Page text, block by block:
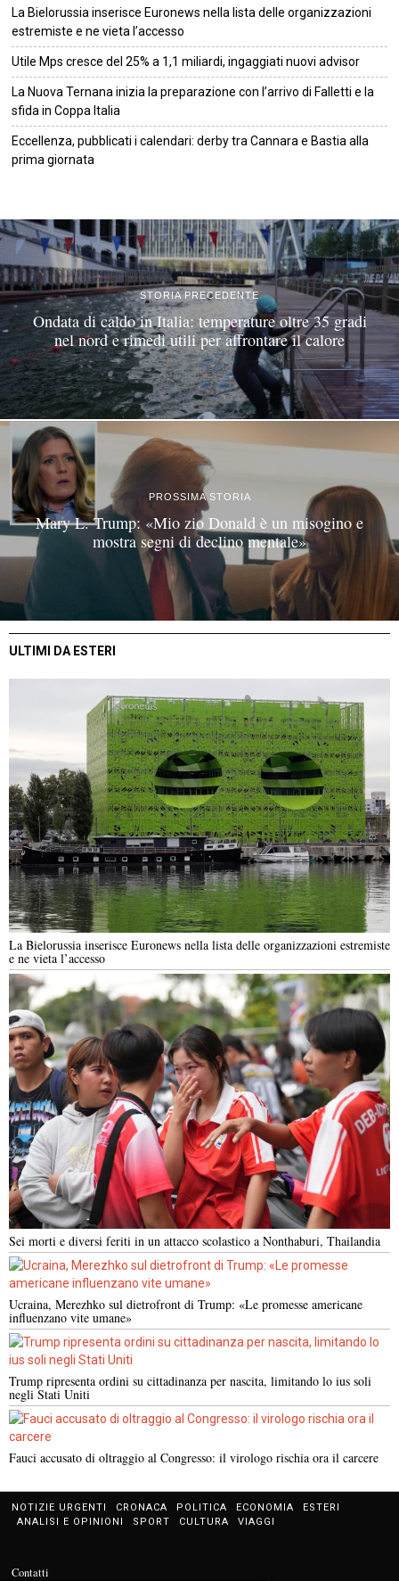
La Bielorussia inserisce Euronews nella lista delle organizzazioni
estremiste e ne vieta l’accesso
Utile Mps cresce del 25% a 1,1 miliardi, ingaggiati nuovi advisor
La Nuova Ternana inizia la preparazione con l’arrivo di Falletti e la
sfida in Coppa Italia
Eccellenza, pubblicati i calendari: derby tra Cannara e Bastia alla
prima giornata
STORIA PRECEDENTE
Ondata di caldo in Italia: temperature oltre 35 gradi
nel nord e rimedi utili per affrontare il calore
PROSSIMA STORIA
Mary L. Trump: «Mio zio Donald è un misogino e
mostra segni di declino mentale»
ULTIMI DA ESTERI
La Bielorussia inserisce Euronews nella lista delle organizzazioni estremiste
e ne vieta l’accesso
Sei morti e diversi feriti in un attacco scolastico a Nonthaburi, Thailandia
Ucraina, Merezhko sul dietrofront di Trump: «Le promesse americane
influenzano vite umane»
Trump ripresenta ordini su cittadinanza per nascita, limitando lo ius soli
negli Stati Uniti
Fauci accusato di oltraggio al Congresso: il virologo rischia ora il carcere
NOTIZIE URGENTI CRONACA POLITICA ECONOMIA
ESTERI
ANALISI E OPINIONI
SPORT CULTURA VIAGGI
Contatti